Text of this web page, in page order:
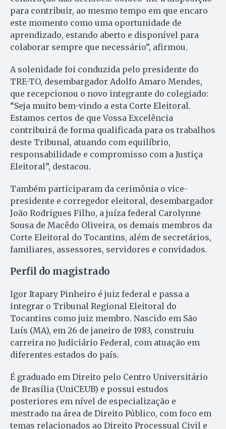
para contribuir, ao mesmo tempo em que encaro
este momento como uma oportunidade de
aprendizado, estando aberto e disponível para
colaborar sempre que necessário”, afirmou.
A solenidade foi conduzida pelo presidente do
TRE-TO, desembargador Adolfo Amaro Mendes,
que recepcionou o novo integrante do colegiado:
“Seja muito bem-vindo a esta Corte Eleitoral.
Estamos certos de que Vossa Excelência
contribuirá de forma qualificada para os trabalhos
deste Tribunal, atuando com equilíbrio,
responsabilidade e compromisso com a Justiça
Eleitoral”, destacou.
Também participaram da cerimônia o vice-
presidente e corregedor eleitoral, desembargador
João Rodrigues Filho, a juíza federal Carolynne
Sousa de Macêdo Oliveira, os demais membros da
Corte Eleitoral do Tocantins, além de secretários,
familiares, assessores, servidores e convidados.
Perfil do magistrado
Igor Itapary Pinheiro é juiz federal e passa a
integrar o Tribunal Regional Eleitoral do
Tocantins como juiz membro. Nascido em São
Luís (MA), em 26 de janeiro de 1983, construiu
carreira no Judiciário Federal, com atuação em
diferentes estados do país.
É graduado em Direito pelo Centro Universitário
de Brasília (UniCEUB) e possui estudos
posteriores em nível de especialização e
mestrado na área de Direito Público, com foco em
temas relacionados ao Direito Processual Civil e